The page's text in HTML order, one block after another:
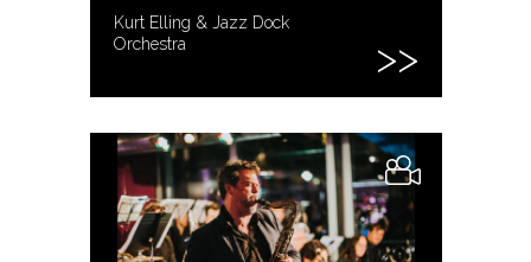
Kurt Elling & Jazz Dock
Orchestra